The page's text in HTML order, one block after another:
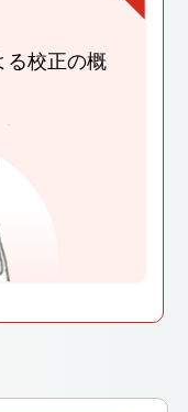
る校正の概